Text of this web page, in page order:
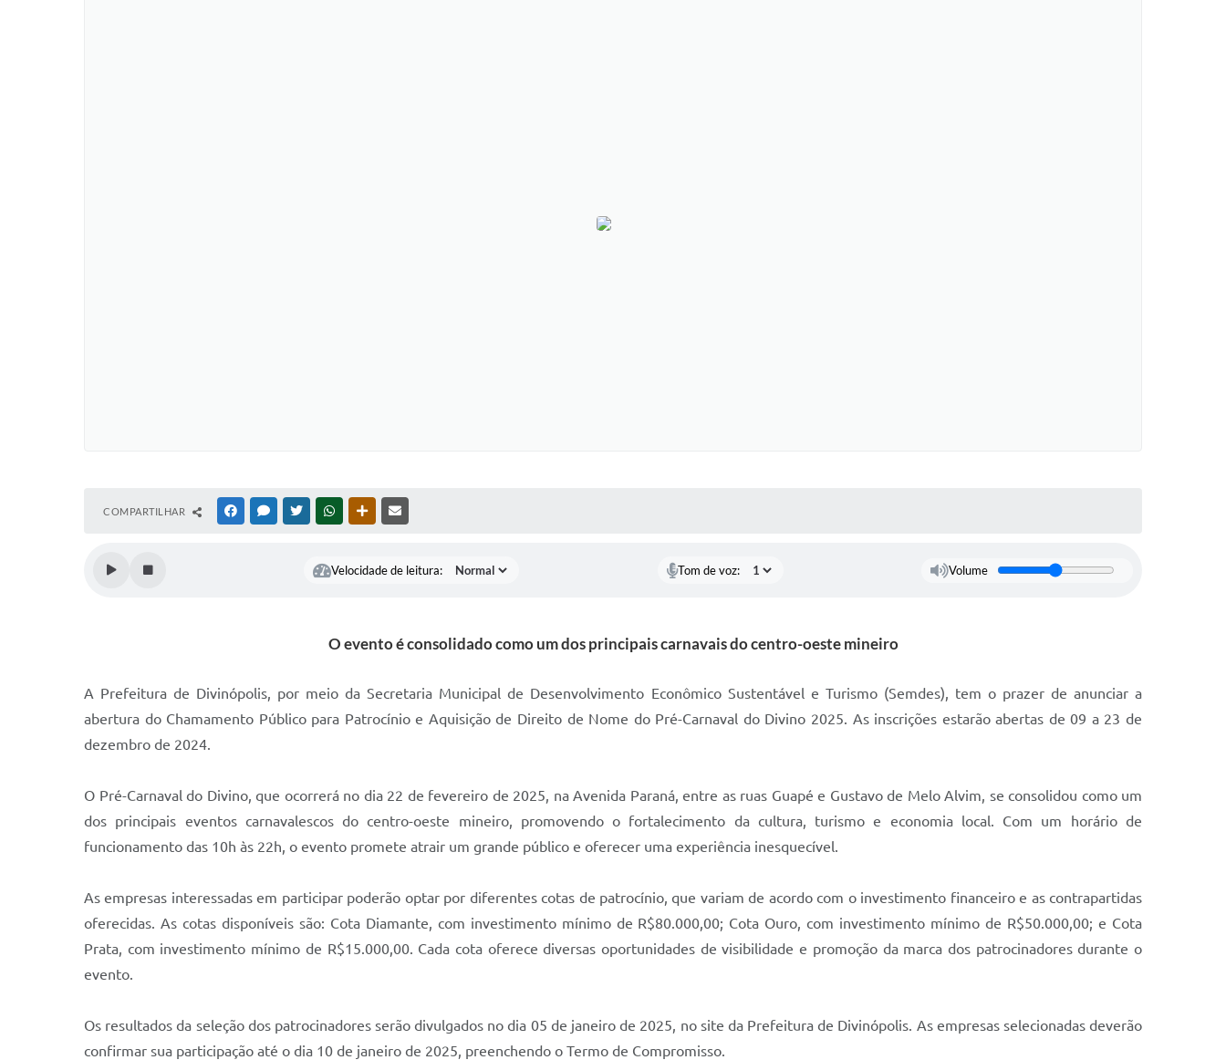
COMPARTILHAR FACEBOOKMESSENGER
TWITTERWHATSAPPOUTRAS MÍDIAS
Velocidade de leitura: Tom de voz: Volume
O evento é consolidado como um dos principais carnavais do centro-oeste mineiro
A Prefeitura de Divinópolis, por meio da Secretaria Municipal de Desenvolvimento Econômico Sustentável e Turismo (Semdes), tem o prazer de anunciar a
abertura do Chamamento Público para Patrocínio e Aquisição de Direito de Nome do Pré-Carnaval do Divino 2025. As inscrições estarão abertas de 09 a 23 de
dezembro de 2024.
O Pré-Carnaval do Divino, que ocorrerá no dia 22 de fevereiro de 2025, na Avenida Paraná, entre as ruas Guapé e Gustavo de Melo Alvim, se consolidou como um
dos principais eventos carnavalescos do centro-oeste mineiro, promovendo o fortalecimento da cultura, turismo e economia local. Com um horário de
funcionamento das 10h às 22h, o evento promete atrair um grande público e oferecer uma experiência inesquecível.
As empresas interessadas em participar poderão optar por diferentes cotas de patrocínio, que variam de acordo com o investimento financeiro e as contrapartidas
oferecidas. As cotas disponíveis são: Cota Diamante, com investimento mínimo de R$80.000,00; Cota Ouro, com investimento mínimo de R$50.000,00; e Cota
Prata, com investimento mínimo de R$15.000,00. Cada cota oferece diversas oportunidades de visibilidade e promoção da marca dos patrocinadores durante o
evento.
Os resultados da seleção dos patrocinadores serão divulgados no dia 05 de janeiro de 2025, no site da Prefeitura de Divinópolis. As empresas selecionadas deverão
confirmar sua participação até o dia 10 de janeiro de 2025, preenchendo o Termo de Compromisso.